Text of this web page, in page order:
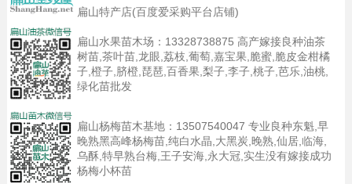
扁山特产店(百度爱采购平台店铺)
扁山水果苗木场： 13328738875 高产嫁接良种油茶
树苗,茶叶苗,龙眼,荔枝,葡萄,嘉宝果,脆蜜,脆皮金柑橘
子,橙子,脐橙,琵琶,百香果,梨子,李子,桃子,芭乐,油桃,
绿化苗批发
扁山杨梅苗木基地： 13507540047 专业良种东魁,早
晚熟黑高峰杨梅苗,纯白水晶,大黑炭,晚熟,仙居,临海,
乌酥,特早熟台梅,王子安海,永大冠,实生没有嫁接成功
杨梅小杯苗